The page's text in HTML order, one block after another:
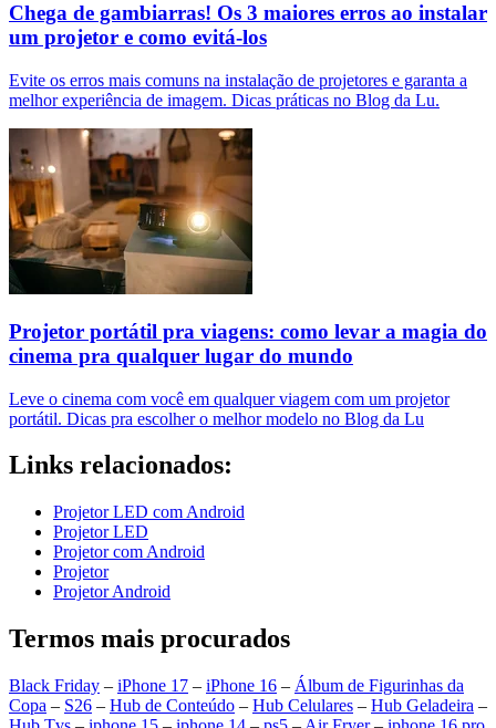
Chega de gambiarras! Os 3 maiores erros ao instalar
um projetor e como evitá-los
Evite os erros mais comuns na instalação de projetores e garanta a
melhor experiência de imagem. Dicas práticas no Blog da Lu.
Projetor portátil pra viagens: como levar a magia do
cinema pra qualquer lugar do mundo
Leve o cinema com você em qualquer viagem com um projetor
portátil. Dicas pra escolher o melhor modelo no Blog da Lu
Links relacionados:
Projetor LED com Android
Projetor LED
Projetor com Android
Projetor
Projetor Android
Termos mais procurados
Black Friday – iPhone 17 – iPhone 16 – Álbum de Figurinhas da
Copa – S26 – Hub de Conteúdo – Hub Celulares – Hub Geladeira –